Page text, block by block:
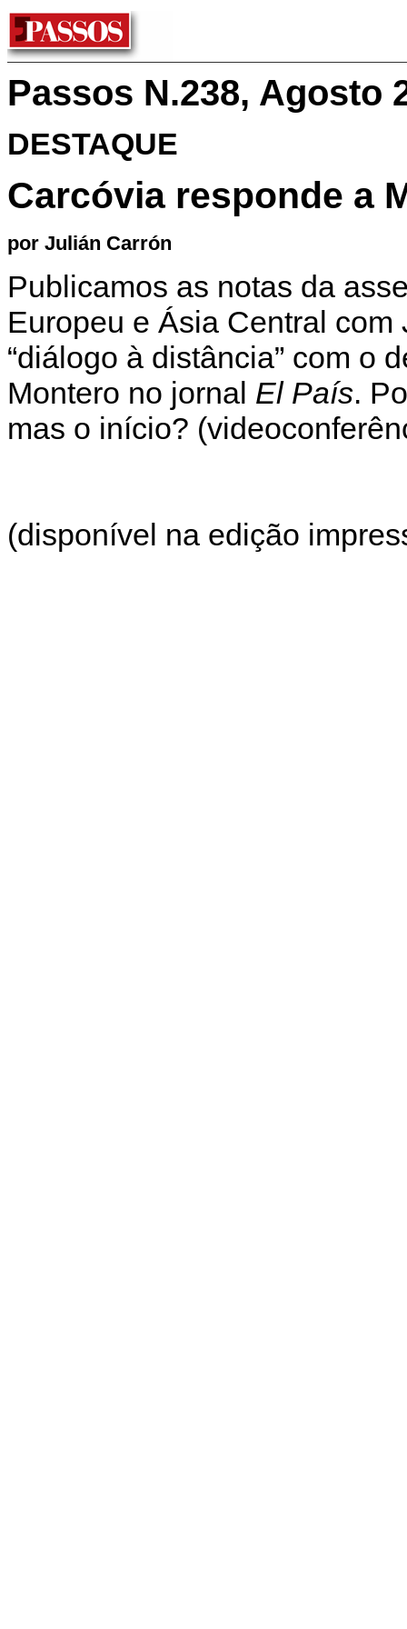
Passos N.238, Agosto
DESTAQUE
Carcóvia responde a
por Julián Carrón
Publicamos as notas da
Europeu e Ásia Central
“diálogo à distância” com o
Montero no jornal El País.
mas o início?
(disponível na edição